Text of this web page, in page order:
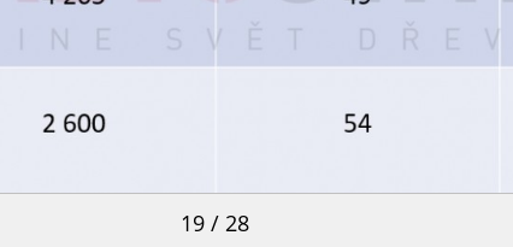
19 / 28